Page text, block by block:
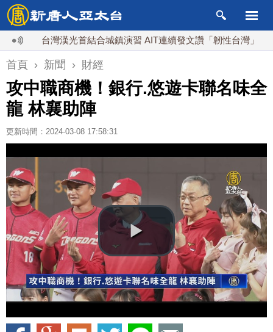
台灣漢光首結合城鎮演習 AIT連續發文讚「韌性台灣」
首頁 › 新聞 › 財經
攻中職商機！銀行.悠遊卡聯名味全
龍 林襄助陣
更新時間：2024-03-08 17:58:31